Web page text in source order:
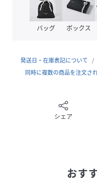
※この商品はサンプルで
実際の商品とイメージ
性別タイプ メンズ
バッグ ボックス
発送日・在庫表記について
同時に複数の商品を注文さ
シェア
おす